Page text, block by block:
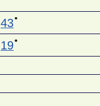
43●
19●